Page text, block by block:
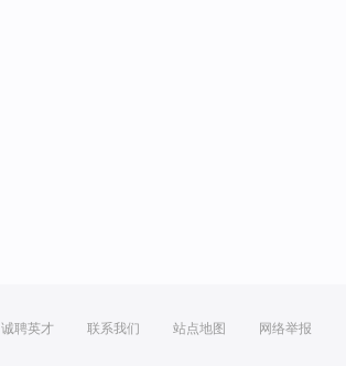
诚聘英才 联系我们 站点地图 网络举报